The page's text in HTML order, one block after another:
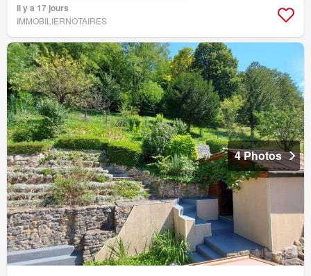
Il y a 17 jours
IMMOBILIERNOTAIRES
4 Photos